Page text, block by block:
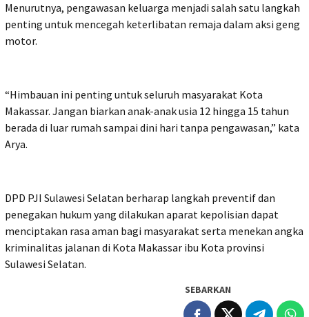
Menurutnya, pengawasan keluarga menjadi salah satu langkah
penting untuk mencegah keterlibatan remaja dalam aksi geng
motor.
“Himbauan ini penting untuk seluruh masyarakat Kota
Makassar. Jangan biarkan anak-anak usia 12 hingga 15 tahun
berada di luar rumah sampai dini hari tanpa pengawasan,” kata
Arya.
DPD PJI Sulawesi Selatan berharap langkah preventif dan
penegakan hukum yang dilakukan aparat kepolisian dapat
menciptakan rasa aman bagi masyarakat serta menekan angka
kriminalitas jalanan di Kota Makassar ibu Kota provinsi
Sulawesi Selatan.
SEBARKAN